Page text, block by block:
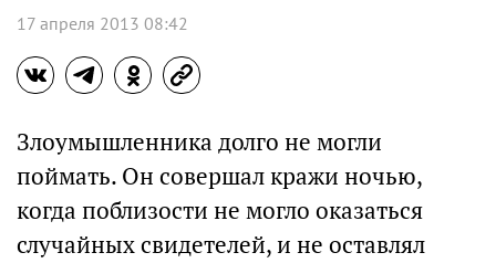
17 апреля 2013 08:42
Злоумышленника долго не могли
поймать. Он совершал кражи ночью,
когда поблизости не могло оказаться
случайных свидетелей, и не оставлял